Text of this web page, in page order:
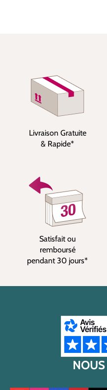
Livraison Gratuite
& Rapide*
Satisfait ou
remboursé
pendant 30 jours*